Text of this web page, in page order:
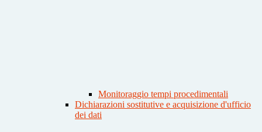
Monitoraggio tempi procedimentali
Dichiarazioni sostitutive e acquisizione d'ufficio
dei dati